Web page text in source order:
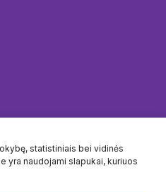
statistiniais bei vidinės
yra naudojami slapukai, kuriuos